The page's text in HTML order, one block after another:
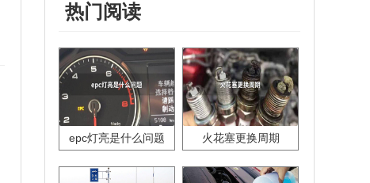
热门阅读
epc灯亮是什么问题 火花塞更换周期